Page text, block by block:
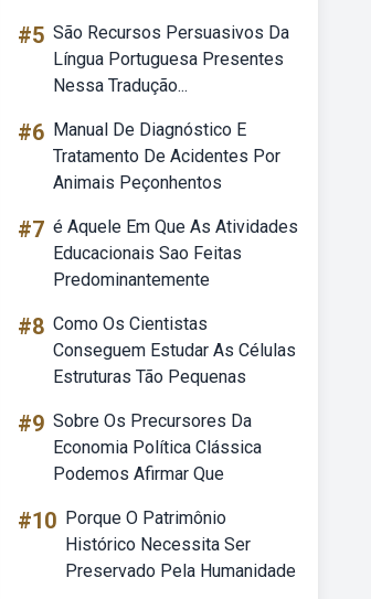
#5 São Recursos Persuasivos Da
Língua Portuguesa Presentes
Nessa Tradução...
#6 Manual De Diagnóstico E
Tratamento De Acidentes Por
Animais Peçonhentos
#7 é Aquele Em Que As Atividades
Educacionais Sao Feitas
Predominantemente
#8 Como Os Cientistas
Conseguem Estudar As Células
Estruturas Tão Pequenas
#9 Sobre Os Precursores Da
Economia Política Clássica
Podemos Afirmar Que
#10 Porque O Patrimônio
Histórico Necessita Ser
Preservado Pela Humanidade